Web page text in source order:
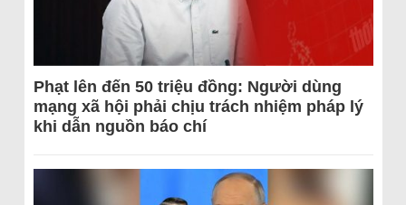
Phạt lên đến 50 triệu đồng: Người dùng
mạng xã hội phải chịu trách nhiệm pháp lý
khi dẫn nguồn báo chí